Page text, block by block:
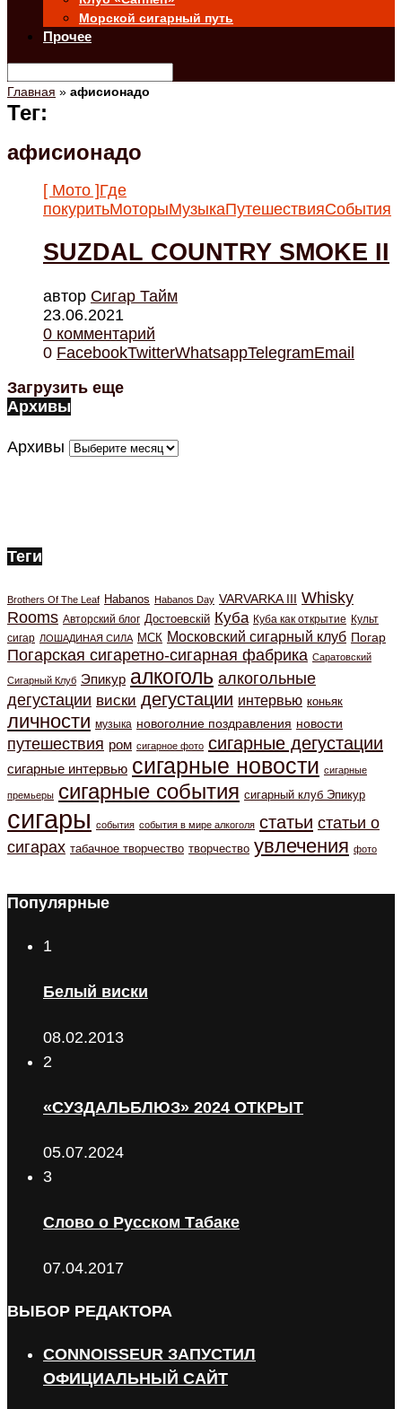
Морской сигарный путь
Прочее
Главная » афисионадо
Тег:
афисионадо
[ Мото ]Где
покуритьМоторыМузыкаПутешествияСобытия
SUZDAL COUNTRY SMOKE II
автор Cигар Тайм
23.06.2021
0 комментарий
0 FacebookTwitterWhatsappTelegramEmail
Загрузить еще
Архивы
Архивы
Теги
Brothers Of The Leaf Habanos Habanos Day VARVARKA III Whisky
Rooms Авторский блог Достоевскiй Куба Куба как открытие Культ
сигар ЛОШАДИНАЯ СИЛА МСК Московский сигарный клуб Погар
Погарская сигаретно-сигарная фабрика Саратовский
Сигарный Клуб Эпикур алкоголь алкогольные
дегустации виски дегустации интервью коньяк
личности музыка новоголние поздравления новости
путешествия ром сигарное фото сигарные дегустации
сигарные интервью сигарные новости сигарные
премьеры сигарные события сигарный клуб Эпикур
сигары события события в мире алкоголя статьи статьи о
сигарах табачное творчество творчество увлечения фото
Популярные
1
Белый виски
08.02.2013
2
«СУЗДАЛЬБЛЮЗ» 2024 ОТКРЫТ
05.07.2024
3
Слово о Русском Табаке
07.04.2017
ВЫБОР РЕДАКТОРА
CONNOISSEUR ЗАПУСТИЛ
ОФИЦИАЛЬНЫЙ САЙТ